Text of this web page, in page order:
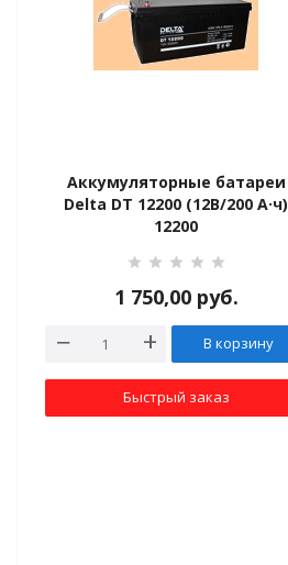
Аккумуляторные батареи
Delta DT 12200 (12В/200 А·ч)
12200
1 750,00 руб.
В корзину
Быстрый заказ